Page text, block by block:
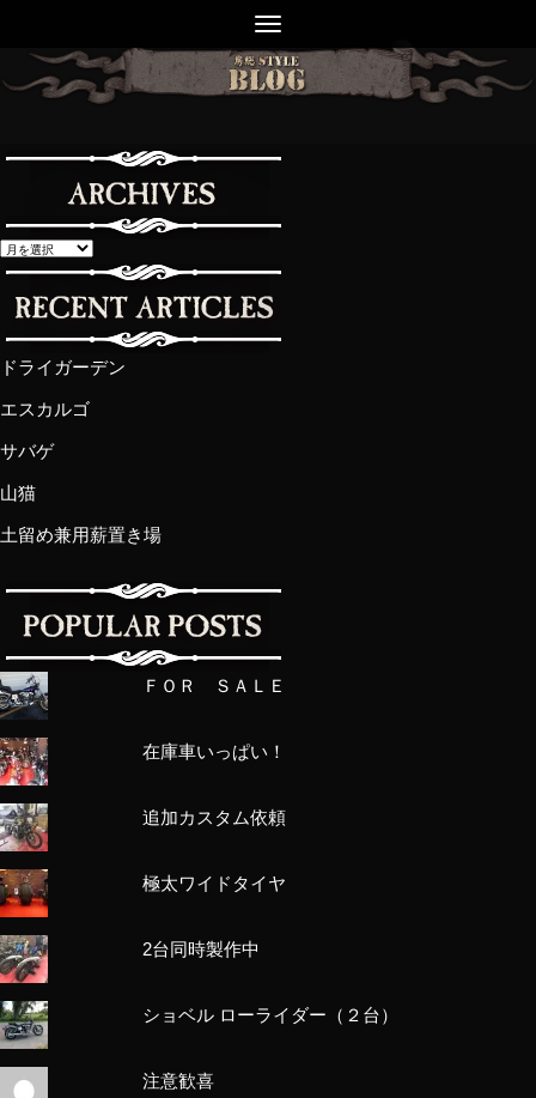
ドライガーデン
エスカルゴ
サバゲ
山猫
土留め兼用薪置き場
ＦＯＲ ＳＡＬＥ
在庫車いっぱい！
追加カスタム依頼
極太ワイドタイヤ
2台同時製作中
ショベル ローライダー（２台）
注意歓喜